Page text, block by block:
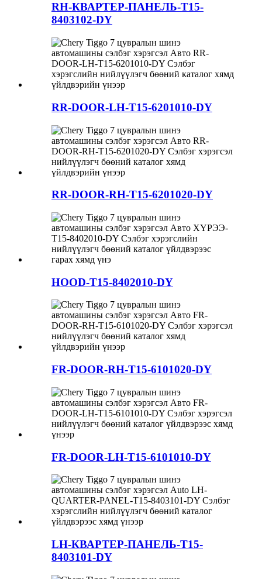
RH-КВАРТЕР-ПАНЕЛЬ-T15-
8403102-DY
RR-DOOR-LH-T15-6201010-DY
RR-DOOR-RH-T15-6201020-DY
HOOD-T15-8402010-DY
FR-DOOR-RH-T15-6101020-DY
FR-DOOR-LH-T15-6101010-DY
LH-КВАРТЕР-ПАНЕЛЬ-T15-
8403101-DY